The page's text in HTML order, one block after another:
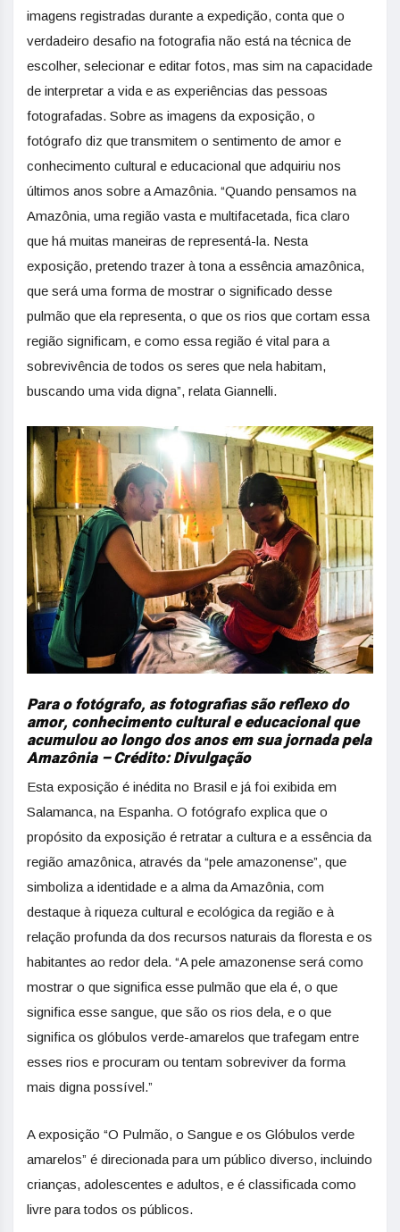
imagens registradas durante a expedição, conta que o
verdadeiro desafio na fotografia não está na técnica de
escolher, selecionar e editar fotos, mas sim na capacidade
de interpretar a vida e as experiências das pessoas
fotografadas. Sobre as imagens da exposição, o
fotógrafo diz que transmitem o sentimento de amor e
conhecimento cultural e educacional que adquiriu nos
últimos anos sobre a Amazônia. “Quando pensamos na
Amazônia, uma região vasta e multifacetada, fica claro
que há muitas maneiras de representá-la. Nesta
exposição, pretendo trazer à tona a essência amazônica,
que será uma forma de mostrar o significado desse
pulmão que ela representa, o que os rios que cortam essa
região significam, e como essa região é vital para a
sobrevivência de todos os seres que nela habitam,
buscando uma vida digna”, relata Giannelli.
Para o fotógrafo, as fotografias são reflexo do
amor, conhecimento cultural e educacional que
acumulou ao longo dos anos em sua jornada pela
Amazônia – Crédito: Divulgação
Esta exposição é inédita no Brasil e já foi exibida em
Salamanca, na Espanha. O fotógrafo explica que o
propósito da exposição é retratar a cultura e a essência da
região amazônica, através da “pele amazonense”, que
simboliza a identidade e a alma da Amazônia, com
destaque à riqueza cultural e ecológica da região e à
relação profunda da dos recursos naturais da floresta e os
habitantes ao redor dela. “A pele amazonense será como
mostrar o que significa esse pulmão que ela é, o que
significa esse sangue, que são os rios dela, e o que
significa os glóbulos verde-amarelos que trafegam entre
esses rios e procuram ou tentam sobreviver da forma
mais digna possível.”
A exposição “O Pulmão, o Sangue e os Glóbulos verde
amarelos” é direcionada para um público diverso, incluindo
crianças, adolescentes e adultos, e é classificada como
livre para todos os públicos.